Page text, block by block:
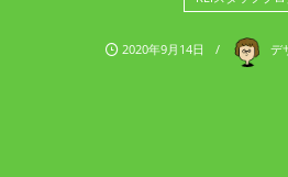
2020年9月14日 デ